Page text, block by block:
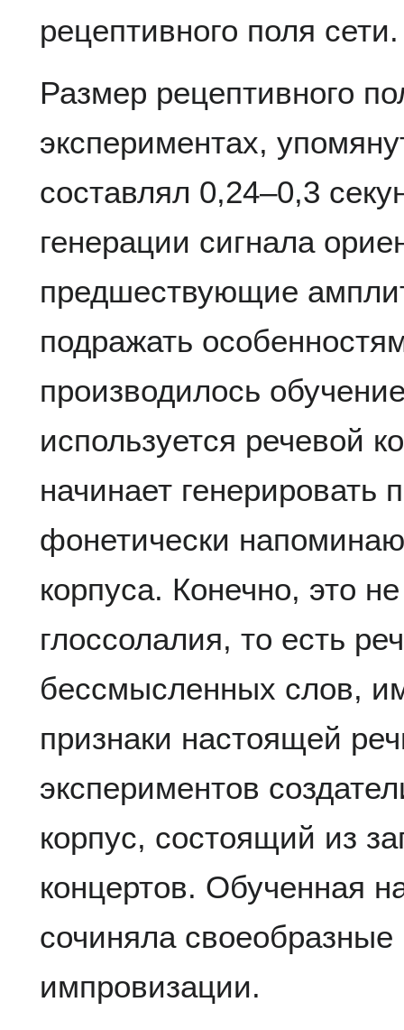
рецептивного поля сети.
Размер рецептивного
экспериментах,
составлял 0,24–0,3
генерации сигнала
предшествующие
подражать
производилось
используется речевой
начинает генерировать
фонетически
корпуса. Конечно, это
глоссолалия, то есть
бессмысленных слов,
признаки настоящей
экспериментов
корпус, состоящий из
концертов. Обученная
сочиняла
импровизации.